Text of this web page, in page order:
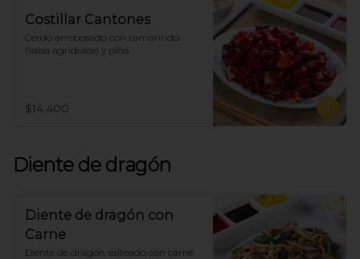
Costillar Cantones
Cerdo arrebosado con tamarindo
(salsa agridulce) y piña
$14.400
Diente de dragón
Diente de dragón con
Carne
Diente de dragón salteado con carne